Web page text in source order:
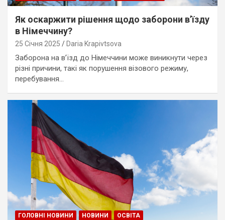
Як оскаржити рішення щодо заборони в’їзду
в Німеччину?
25 Січня 2025 Daria Krapivtsova
Заборона на в’їзд до Німеччини може виникнути через
різні причини, такі як порушення візового режиму,
перебування…
ГОЛОВНІ НОВИНИ НОВИНИ ОСВІТА